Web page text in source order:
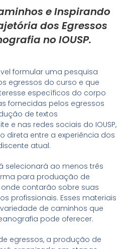
e Inspirando
dos Egressos
no IOUSP.
formular uma pesquisa
egressos do curso e que
específicos do corpo
fornecidas pelos egressos
de textos
e nas redes sociais do IOUSP,
direta entre a experiência dos
atual.
selecionará ao menos três
para produação de
contarão sobre suas
profissionais. Esses materiais
de caminhos que
pode oferecer.
egressos, a produção de